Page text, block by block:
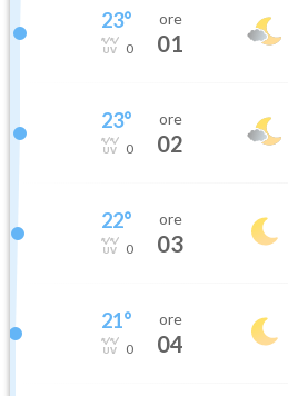
23°
0
ore
01
23°
0
ore
02
22°
0
ore
03
21°
0
ore
04